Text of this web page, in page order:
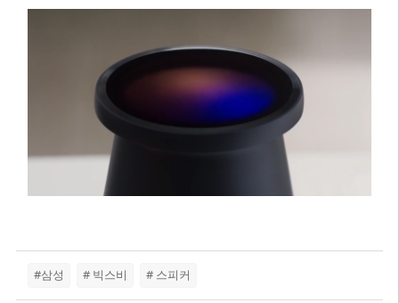
#삼성 # 빅스비 # 스피커